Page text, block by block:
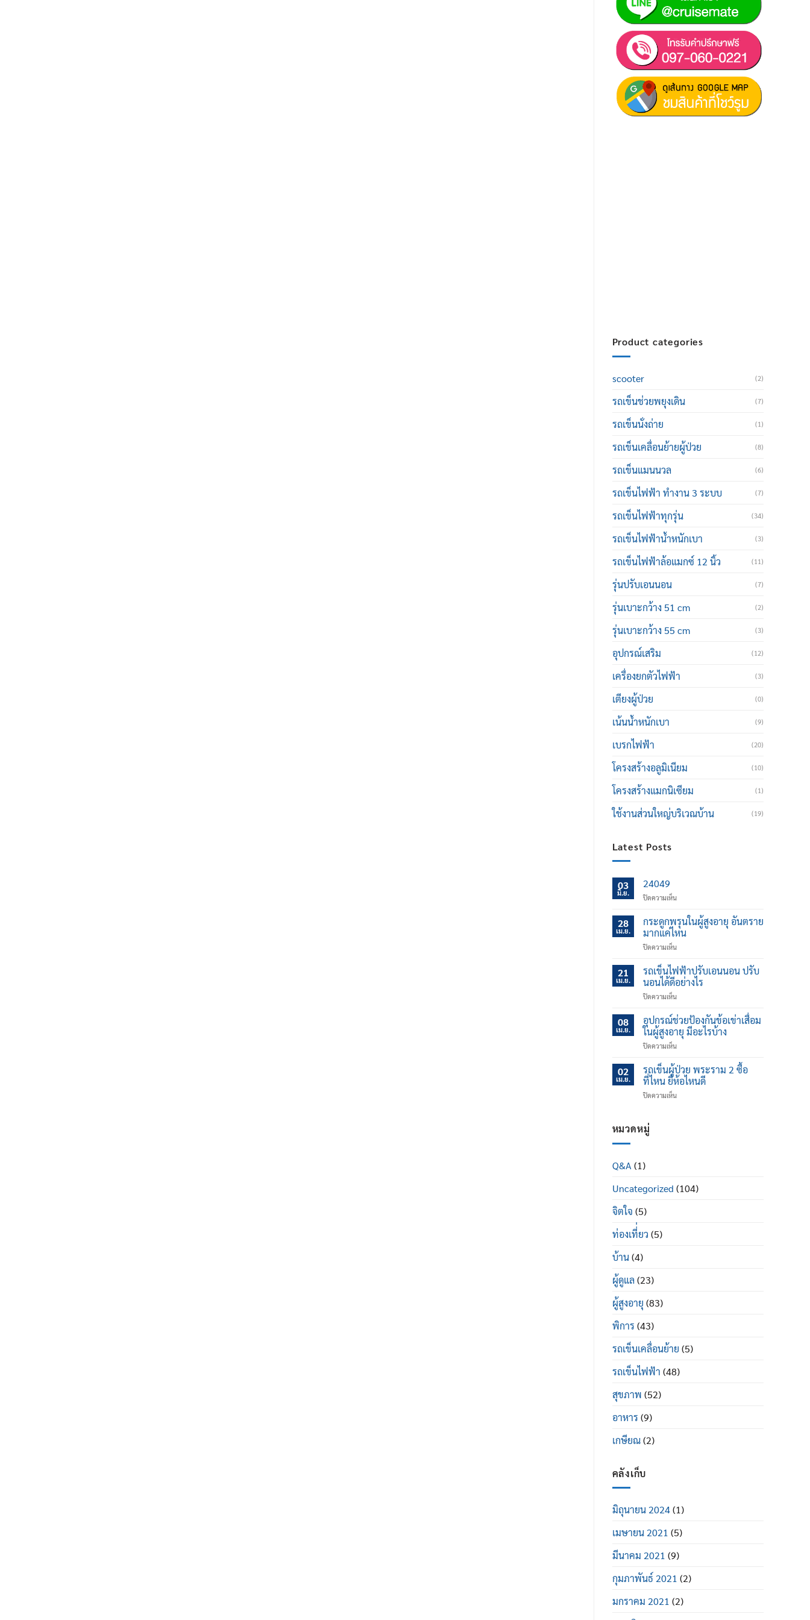
Product categories
scooter (2)
รถเข็นช่วยพยุงเดิน (7)
รถเข็นนั่งถ่าย (1)
รถเข็นเคลื่อนย้ายผู้ป่วย (8)
รถเข็นแมนนวล (6)
รถเข็นไฟฟ้า ทำงาน 3 ระบบ (7)
รถเข็นไฟฟ้าทุกรุ่น (34)
รถเข็นไฟฟ้าน้ำหนักเบา (3)
รถเข็นไฟฟ้าล้อแมกซ์ 12 นิ้ว (11)
รุ่นปรับเอนนอน (7)
รุ่นเบาะกว้าง 51 cm (2)
รุ่นเบาะกว้าง 55 cm (3)
อุปกรณ์เสริม (12)
เครื่องยกตัวไฟฟ้า (3)
เตียงผู้ป่วย (0)
เน้นน้ำหนักเบา (9)
เบรกไฟฟ้า (20)
โครงสร้างอลูมิเนียม (10)
โครงสร้างแมกนิเซียม (1)
ใช้งานส่วนใหญ่บริเวณบ้าน (19)
Latest Posts
03
มิ.ย.
24049
ปิดความเห็นบน
28
เม.ย.
กระดูกพรุนในผู้สูงอายุ อันตราย
มากแค่ไหน
ปิดความเห็นบน
พรุน
ใน
ผู้
สูง
อันตราย
มาก
แค่
ไหน
21
เม.ย.
รถเข็นไฟฟ้าปรับเอนนอน ปรับ
นอนได้ดีอย่างไร
ปิดความเห็นบน
เข็น
ไฟฟ้า
ปรับ
เอน
ปรับ
นอน
ดี
08
เม.ย.
อุปกรณ์ช่วยป้องกันข้อเข่าเสื่อม
ในผู้สูงอายุ มีอะไรบ้าง
ปิดความเห็นบน
ช่วย
ป้องกัน
ข้อ
เข่า
02
เม.ย.
รถเข็นผู้ป่วย พระราม 2 ซื้อ
ที่ไหน ยี่ห้อไหนดี
ปิดความเห็นบน
ยี่ห้อ
หมวดหมู่
Q&A (1)
Uncategorized (104)
จิตใจ (5)
ท่องเที่่ยว (5)
บ้าน(4)
ผู้ดูแล (23)
ผู้สูงอายุ (83)
พิการ (43)
รถเข็นเคลื่อนย้าย (5)
รถเข็นไฟฟ้า (48)
สุขภาพ (52)
อาหาร (9)
เกษียณ(2)
คลังเก็บ
มิถุนายน 2024(1)
เมษายน 2021 (5)
มีนาคม 2021 (9)
กุมภาพันธ์ 2021 (2)
มกราคม 2021 (2)